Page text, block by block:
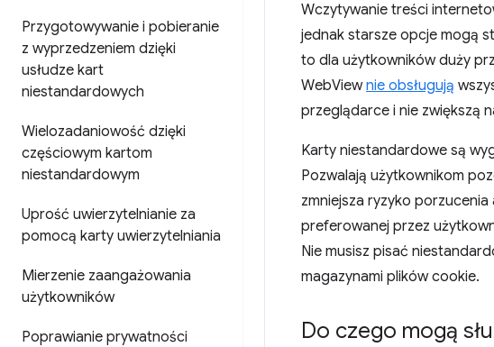
Przygotowywanie i pobieranie
z wyprzedzeniem dzięki
usłudze kart
niestandardowych
Wielozadaniowość dzięki
częściowym kartom
niestandardowym
Uprość uwierzytelnianie za
pomocą karty uwierzytelniania
Mierzenie zaangażowania
użytkowników
Poprawianie prywatności
Wczytywanie treści
jednak starsze opcje mogą
to dla użytkowników duży
WebViewnie obsługują
przeglądarce i nie zwiększą
Karty niestandardowe są
Pozwalają użytkownikom
zmniejsza ryzyko
preferowanej przez
Nie musisz pisać
magazynami plików cookie.
Do czego mogą